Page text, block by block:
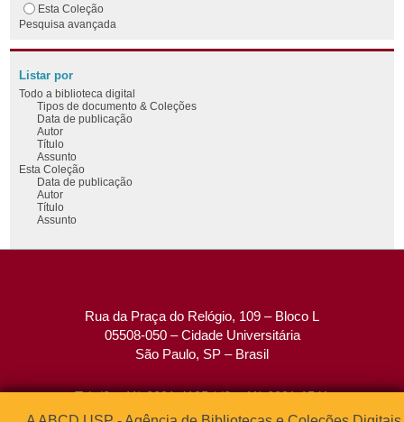
Esta Coleção
Pesquisa avançada
Listar por
Todo a biblioteca digital
Tipos de documento & Coleções
Data de publicação
Autor
Título
Assunto
Esta Coleção
Data de publicação
Autor
Título
Assunto
Rua da Praça do Relógio, 109 – Bloco L
05508-050 – Cidade Universitária
São Paulo, SP – Brasil
Tel: (0xx11) 3091-4195 / (0xx11) 3091-1541
Fax: (0xx11) 3091-1567